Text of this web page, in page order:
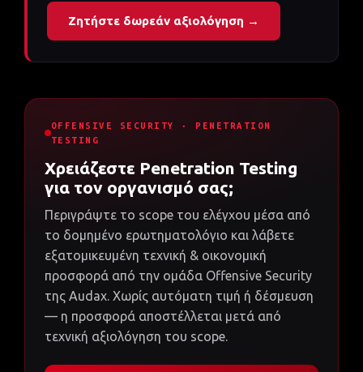
Ζητήστε δωρεάν αξιολόγηση →
OFFENSIVE SECURITY · PENETRATION
TESTING
Χρειάζεστε Penetration Testing
για τον οργανισμό σας;
Περιγράψτε το scope του ελέγχου μέσα από
το δομημένο ερωτηματολόγιο και λάβετε
εξατομικευμένη τεχνική & οικονομική
προσφορά από την ομάδα Offensive Security
της Audax. Χωρίς αυτόματη τιμή ή δέσμευση
— η προσφορά αποστέλλεται μετά από
τεχνική αξιολόγηση του scope.